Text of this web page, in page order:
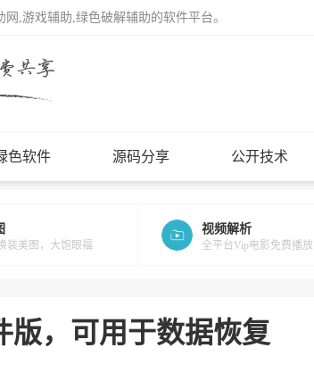
,游戏辅助,绿色破解辅助的软件平台。
色软件 源码分享 公开技术
装美图，大饱眼福
视频解析
全平台Vip电影免费播放
版，可用于数据恢复